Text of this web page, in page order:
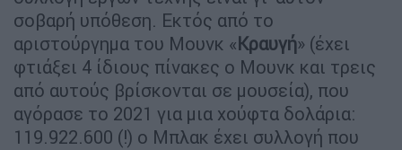
σοβαρή υπόθεση. Εκτός από το
αριστούργημα του Μουνκ «Κραυγή» (έχει
φτιάξει 4 ίδιους πίνακες ο Μουνκ και τρεις
από αυτούς βρίσκονται σε μουσεία), που
αγόρασε το 2021 για μια χούφτα δολάρια:
119.922.600 (!) ο Μπλακ έχει συλλογή που